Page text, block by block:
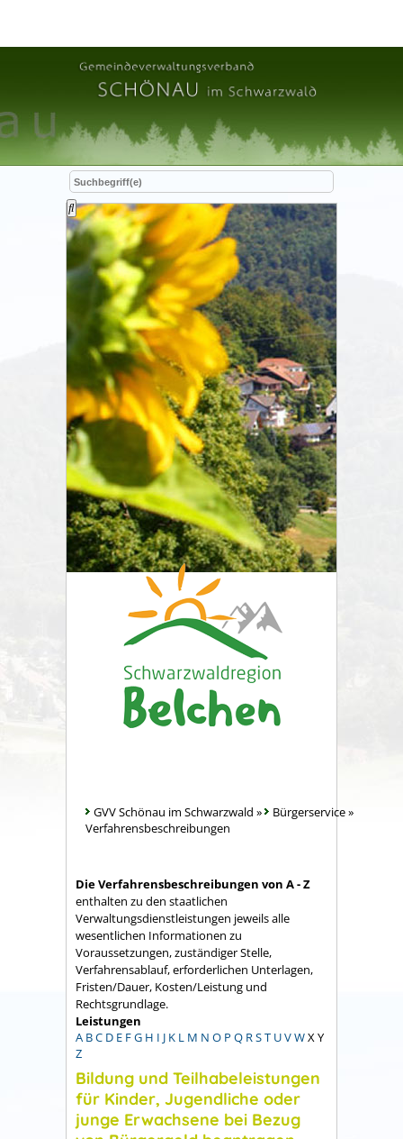
GVV Schönau im Schwarzwald » Bürgerservice»
Verfahrensbeschreibungen
Die Verfahrensbeschreibungen von A - Z
enthalten zu den staatlichen
Verwaltungsdienstleistungen jeweils alle
wesentlichen Informationen zu
Voraussetzungen, zuständiger Stelle,
Verfahrensablauf, erforderlichen Unterlagen,
Fristen/Dauer, Kosten/Leistung und
Rechtsgrundlage.
Leistungen
A BC D E FG H I J K L M N O P Q RST UVWX Y
Z
Bildung und Teilhabeleistungen
für Kinder, Jugendliche oder
junge Erwachsene bei Bezug